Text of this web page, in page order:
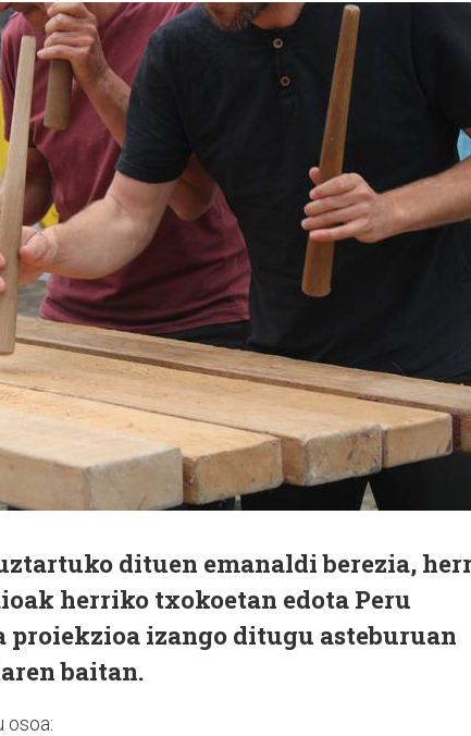
dituen emanaldi berezia,
herriko txokoetan edota Peru
proiekzioa izango ditugu asteburuan
baitan.
osoa: